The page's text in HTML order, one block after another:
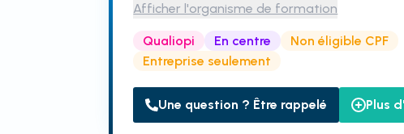
Afficher l'organisme de formation
Qualiopi En centre
Non éligible CPF
Entreprise seulement
Une question ? Être rappelé Plus